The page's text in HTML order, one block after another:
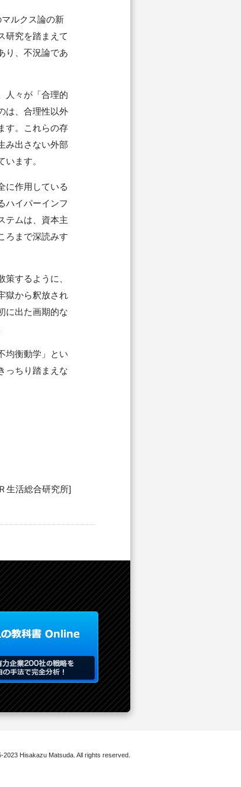
ルクス論の新
研究を踏まえて
り、不況論であ
人々が「合理的
は、合理性以外
す。これらの存
み出さない外部
ます。
に作用している
ハイパーインフ
テムは、資本主
ろまで深読みす
するように、
獄から釈放され
に出た画期的な
均衡動学」とい
っちり踏まえな
生活総合研究所]
2023 Hisakazu Matsuda. All rights reserved.